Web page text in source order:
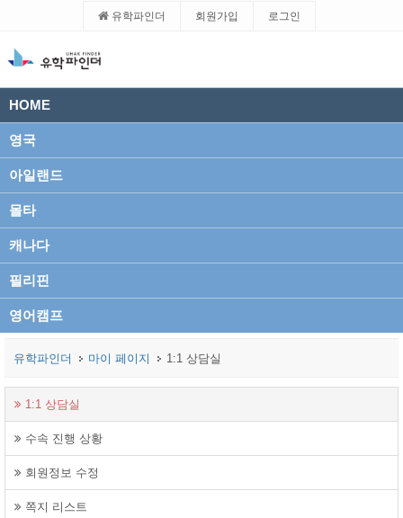
유학파인더 회원가입 로그인
HOME
영국
아일랜드
몰타
캐나다
필리핀
영어캠프
유학파인더 마이 페이지 1:1 상담실
1:1 상담실
수속 진행 상황
회원정보 수정
쪽지 리스트